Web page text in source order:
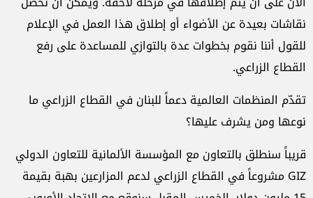
نقاشات بعيدة عن الأضواء أو إطلاق هذا العمل في الإعلام
للقول أننا نقوم بخطوات عدة بالتوازي للمساعدة على رفع
القطاع الزراعي.
تقدّم المنظمات العالمية دعماً للبنان في القطاع الزراعي ما
نوعها ومن يشرف عليها؟
قريباً سنطلق بالتعاون مع المؤسسة الألمانية للتعاون الدولي
GIZ مشروعاً في القطاع الزراعي لدعم المزارعين بهبة بقيمة